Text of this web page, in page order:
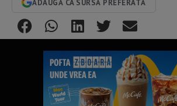
ADAUGĂ CA SURSĂ PREFERATĂ